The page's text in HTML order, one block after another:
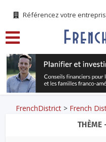
Référencez votre
FrenchDistrict > French
THÈME